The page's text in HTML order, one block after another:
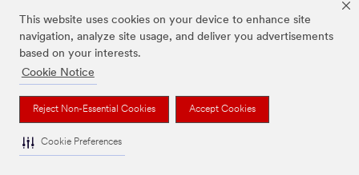
This website uses cookies on your device to enhance site
navigation, analyze site usage, and deliver you advertisements
based on your interests.
Cookie Notice
Reject Non-Essential Cookies Accept Cookies
Cookie Preferences